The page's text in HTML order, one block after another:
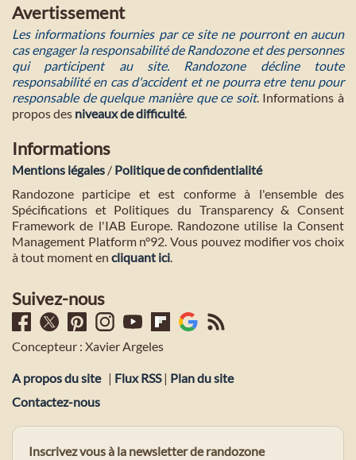
Avertissement
Les informations fournies par ce site ne pourront en aucun
cas engager la responsabilité de Randozone et des personnes
qui participent au site. Randozone décline toute
responsabilité en cas d'accident et ne pourra etre tenu pour
responsable de quelque manière que ce soit. Informations à
propos des niveaux de difficulté.
Informations
Mentions légales / Politique de confidentialité
Randozone participe et est conforme à l'ensemble des
Spécifications et Politiques du Transparency & Consent
Framework de l'IAB Europe. Randozone utilise la Consent
Management Platform n°92. Vous pouvez modifier vos choix
à tout moment en cliquant ici.
Suivez-nous
Concepteur : Xavier Argeles
A propos du site | Flux RSS| Plan du site
Contactez-nous
Inscrivez vous à la newsletter de randozone